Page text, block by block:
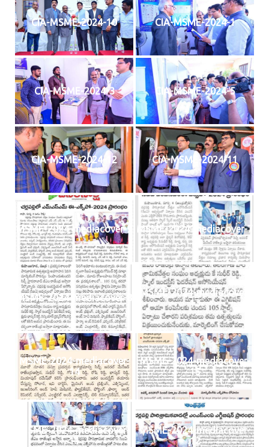
CIA-MSME-2024-10 CIA-MSME-2024-1
CIA-MSME-2024-3 CIA-MSME-2024-5
CIA-MSME-2024-12 CIA-MSME-2024-11
MSME-2024-mediacover-9 MSME-2024-mediacover-7
MSME-2024-mediacover-8
MSME-2024-mediacover-
13
MSME-2024-mediacover-
14
MSME-2024-mediacover-
15
MSME-2024-mediacover-
11
MSME-2024-mediacover-
12